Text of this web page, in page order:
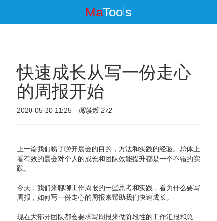
MaTools
快速成长从写一份走心
的周报开始
2020-05-20 11:25 阅读数 272
上一篇我们唠了唠开晨会的目的，方法和实践的经验。总体上
看有效的晨会对个人的成长和团队效能提升都是一个不错的实
践。
今天，我们来聊聊工作周报的一些思考和实践，看为什么要写
周报，如何写一份走心的周报来帮助我们快速成长。
现在大部分团队都会要求写周报来做阶段性的工作汇报和总